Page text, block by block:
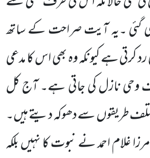
گئی ۔یہ آیت صراحت کے ساتھ
رد کرتی ہے کیونکہ وہ بھی اس کا مدعی
وحی نازل کی جاتی ہے۔ آج کل
مختلف طریقوں سے دھوکہ دیتے ہیں۔
مرزا غلام احمد نے نبوت کانہیں بلکہ